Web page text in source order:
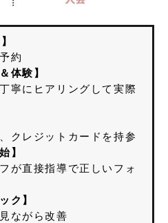
約
体験】
寧にヒアリングして実際
クレジットカードを持参
】
が直接指導で正しいフォ
ク】
ながら改善